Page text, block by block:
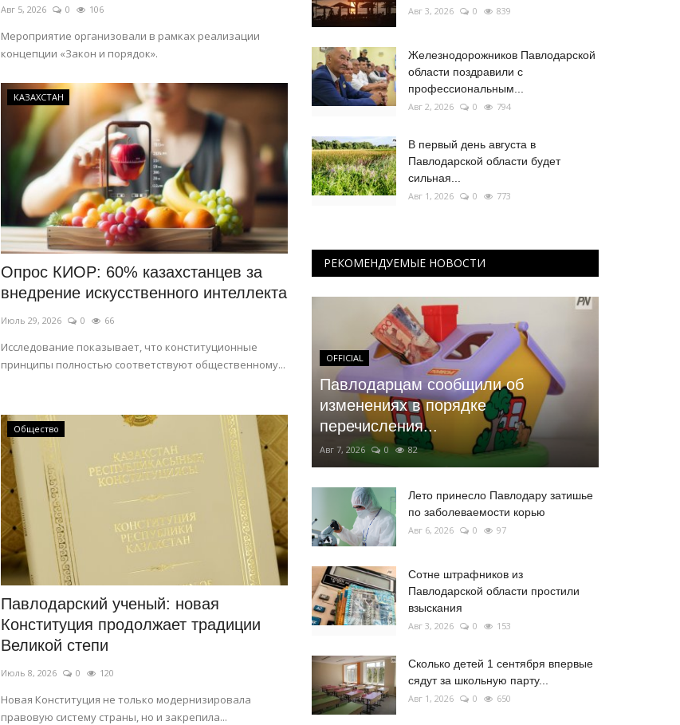
Авг 5, 2026 0 106
Мероприятие организовали в рамках реализации
концепции «Закон и порядок».
КАЗАХСТАН
Опрос КИОР: 60% казахстанцев за
внедрение искусственного интеллекта
Июль 29, 2026 0 66
Исследование показывает, что конституционные
принципы полностью соответствуют общественному...
Общество
Павлодарский ученый: новая
Конституция продолжает традиции
Великой степи
Июль 8, 2026 0 120
Новая Конституция не только модернизировала
правовую систему страны, но и закрепила...
Авг 3, 2026 0 839
Железнодорожников Павлодарской
области поздравили с
профессиональным...
Авг 2, 2026 0 794
В первый день августа в
Павлодарской области будет
сильная...
Авг 1, 2026 0 773
РЕКОМЕНДУЕМЫЕ НОВОСТИ
OFFICIAL
Павлодарцам сообщили об
изменениях в порядке
перечисления...
Авг 7, 2026 0 82
Лето принесло Павлодару затишье
по заболеваемости корью
Авг 6, 2026 0 97
Сотне штрафников из
Павлодарской области простили
взыскания
Авг 3, 2026 0 153
Сколько детей 1 сентября впервые
сядут за школьную парту...
Авг 1, 2026 0 650